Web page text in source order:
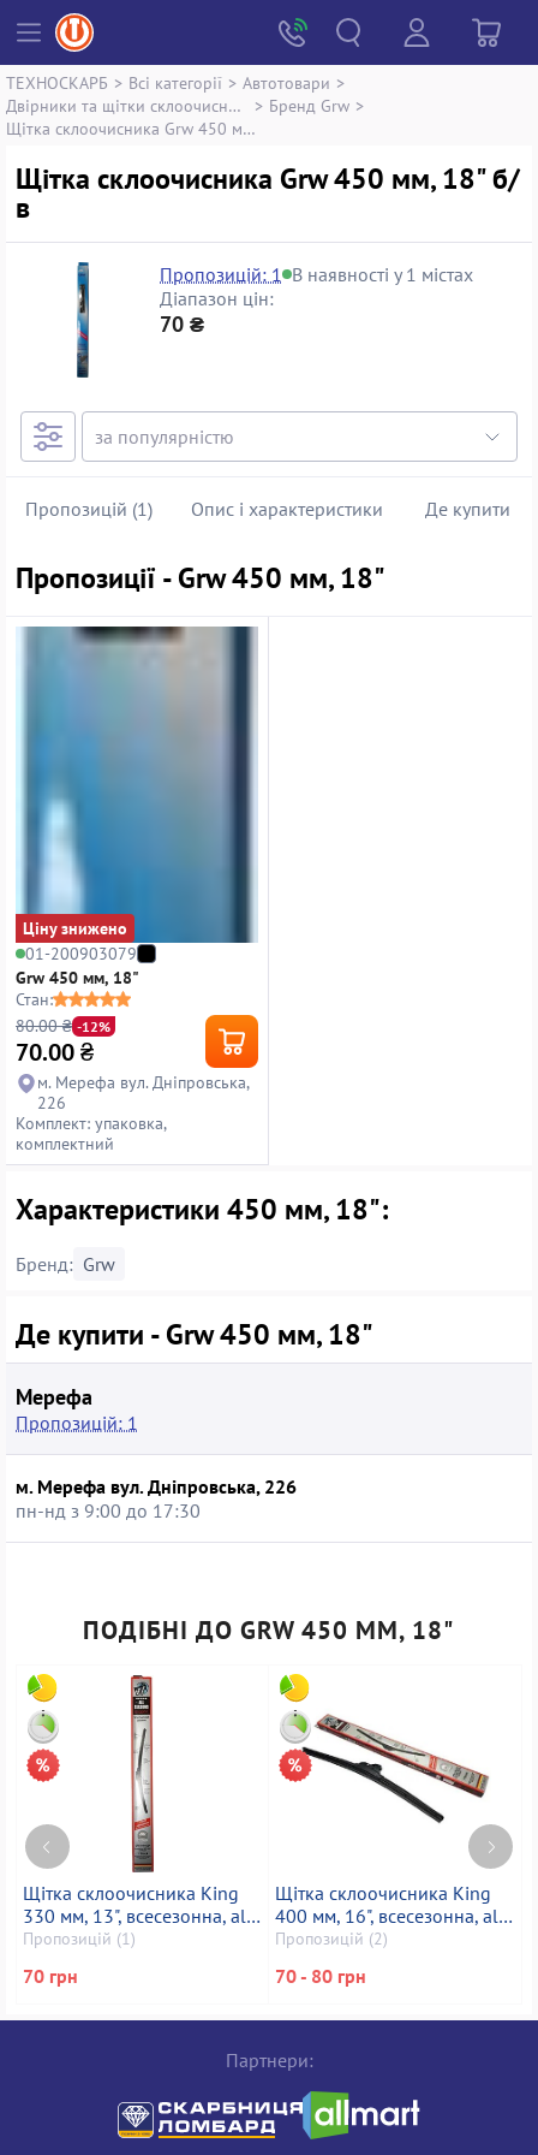
ТЕХНОСКАРБ > Всі категорії > Автотовари >
Двірники та щітки склоочисника
> Бренд Grw >
Щітка склоочисника Grw 450 мм, 18"
Щітка склоочисника Grw 450 мм, 18" б/
в
Пропозицій: 1 В наявності у 1 містах
Діапазон цін:
70 ₴
Пропозицій (1) Опис і характеристики Де купити
Пропозиції - Grw 450 мм, 18"
Ціну знижено
01-200903079
Grw 450 мм, 18"
Стан:
80.00 ₴ -12%
70.00₴
м. Мерефа вул. Дніпровська,
226
Комплект: упаковка,
комплектний
Характеристики 450 мм, 18":
Бренд: Grw
Де купити - Grw 450 мм, 18"
Мерефа
Пропозицій: 1
м. Мерефа вул. Дніпровська, 226
пн-нд з 9:00 до 17:30
ПОДІБНІ ДО GRW 450 ММ, 18"
Щітка склоочисника King
330 мм, 13", всесезонна, all
seasons
Пропозицій (1)
70 грн
Щітка склоочисника King
400 мм, 16", всесезонна, all
seasons
Пропозицій (2)
70 - 80 грн
Партнери: